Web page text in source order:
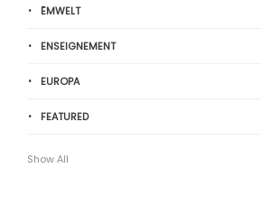
ËMWELT
ENSEIGNEMENT
EUROPA
FEATURED
Show All